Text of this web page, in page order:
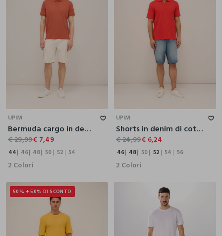
48 50 52
UPIM
Bermuda cargo in denim di puro cotone uomo
€ 29,99€ 7,49
44 46 48 50 52 54
2 Colori
56
UPIM
Shorts in denim di cotone uomo
€ 24,99€ 6,24
46 48 50 52 54 56
2 Colori
50% + 50% DI SCONTO